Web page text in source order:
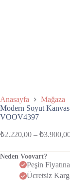
Anasayfa Mağaza
Modern Soyut
VOOV4397
₺2.220,00 – ₺
Neden Voovart?
Peşin
Ücretsiz